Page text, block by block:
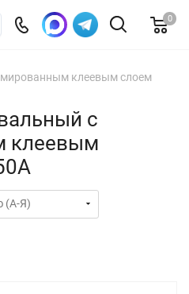
0
клеевым слоем
с
клеевым